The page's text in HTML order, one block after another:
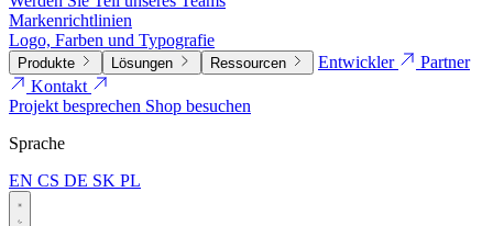
Markenrichtlinien
Logo, Farben und Typografie
Produkte Lösungen Ressourcen Entwickler
Partner
Kontakt
Projekt besprechen Shop besuchen
Sprache
EN CS DE SK PL